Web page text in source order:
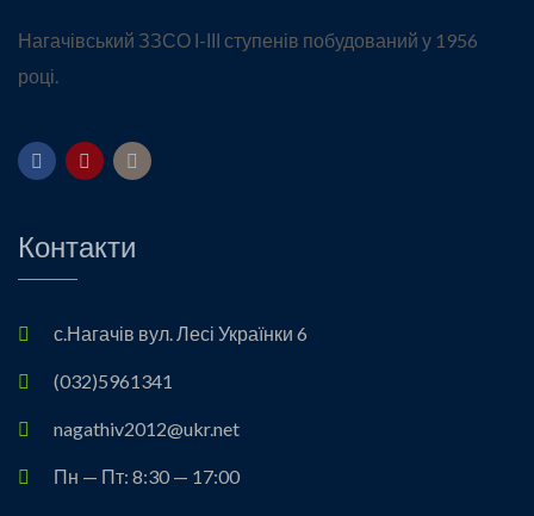
Нагачівський ЗЗСО І-ІІІ ступенів побудований у 1956
році.
Контакти
с.Нагачів вул. Лесі Українки 6
(032)5961341
nagathiv2012@ukr.net
Пн — Пт: 8:30 — 17:00